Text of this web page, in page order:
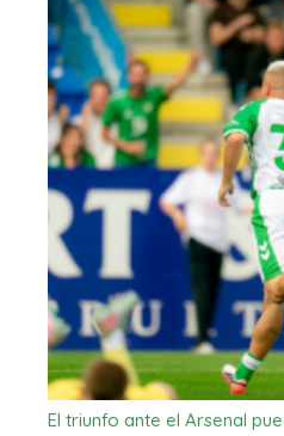
El triunfo ante el Arsenal